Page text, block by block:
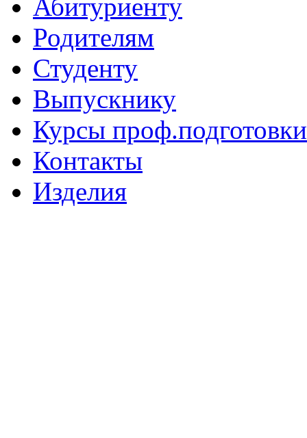
Абитуриенту
Родителям
Студенту
Выпускнику
Курсы проф.подготовки
Контакты
Изделия